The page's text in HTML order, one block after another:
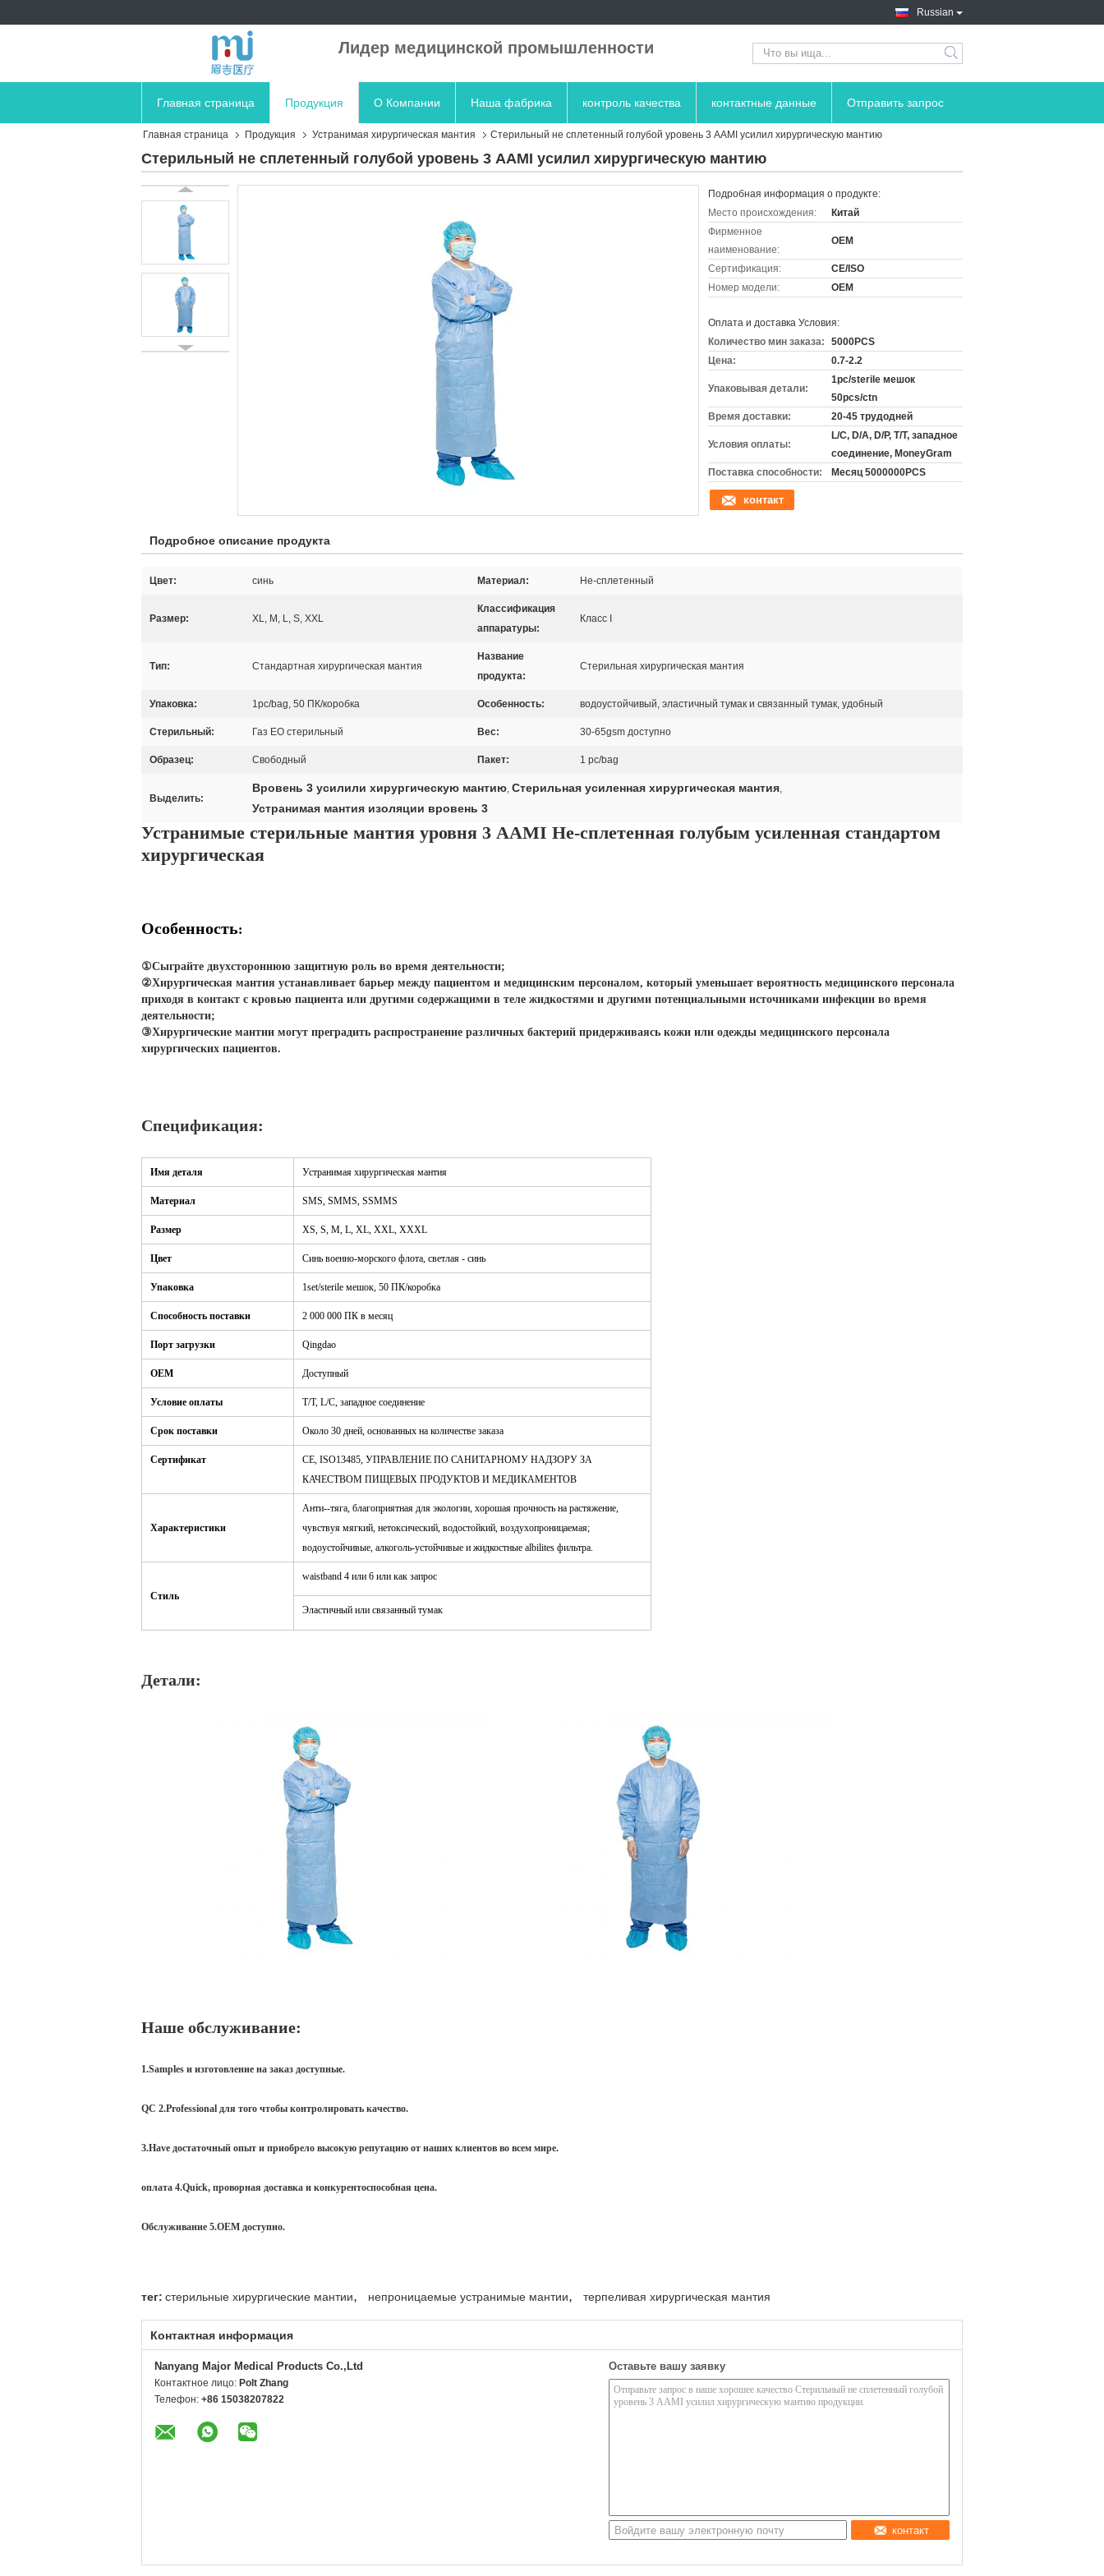
Russian
Лидер медицинской промышленности
Главная страница Продукция О Компании Наша фабрика контроль качества контактные данные Отправить запрос
Главная страница Продукция Устранимая хирургическая мантия Стерильный не сплетенный голубой уровень 3 AAMI усилил хирургическую мантию
Стерильный не сплетенный голубой уровень 3 AAMI усилил хирургическую мантию
Подробная информация о продукте:
Место происхождения:
Китай
Фирменное
наименование:
OEM
Сертификация:
CE/ISO
Номер модели:
OEM
Оплата и доставка Условия:
Количество мин заказа:
5000PCS
Цена:
0.7-2.2
Упаковывая детали:
1pc/sterile мешок
50pcs/ctn
Время доставки:
20-45 трудодней
Условия оплаты:
L/C, D/A, D/P, T/T, западное
соединение, MoneyGram
Поставка способности:
Месяц 5000000PCS
контакт
Подробное описание продукта
Цвет: синь Материал: Не-сплетенный
Размер: XL, M, L, S, XXL
Классификация
аппаратуры:
Класс I
Тип: Стандартная хирургическая мантия
Название
продукта:
Стерильная хирургическая мантия
Упаковка: 1pc/bag, 50 ПК/коробка Особенность: водоустойчивый, эластичный тумак и связанный тумак, удобный
Стерильный: Газ EO стерильный Вес: 30-65gsm доступно
Образец: Свободный Пакет: 1 pc/bag
Выделить:
Вровень 3 усилили хирургическую мантию, Стерильная усиленная хирургическая мантия,
Устранимая мантия изоляции вровень 3
Устранимые стерильные мантия уровня 3 AAMI Не-сплетенная голубым усиленная стандартом
хирургическая
Особенность:
①Сыграйте двухстороннюю защитную роль во время деятельности;
②Хирургическая мантия устанавливает барьер между пациентом и медицинским персоналом, который уменьшает вероятность медицинского персонала
приходя в контакт с кровью пациента или другими содержащими в теле жидкостями и другими потенциальными источниками инфекции во время
деятельности;
③Хирургические мантии могут преградить распространение различных бактерий придерживаясь кожи или одежды медицинского персонала
хирургических пациентов.
Спецификация:
Имя деталя Устранимая хирургическая мантия
Материал SMS, SMMS, SSMMS
Размер XS, S, M, L, XL, XXL, XXXL
Цвет Синь военно-морского флота, светлая - синь
Упаковка 1set/sterile мешок, 50 ПК/коробка
Способность поставки 2 000 000 ПК в месяц
Порт загрузки Qingdao
OEM Доступный
Условие оплаты T/T, L/C, западное соединение
Срок поставки Около 30 дней, основанных на количестве заказа
Сертификат
CE, ISO13485, УПРАВЛЕНИЕ ПО САНИТАРНОМУ НАДЗОРУ ЗА
КАЧЕСТВОМ ПИЩЕВЫХ ПРОДУКТОВ И МЕДИКАМЕНТОВ
Характеристики
Анти--тяга, благоприятная для экологии, хорошая прочность на растяжение,
чувствуя мягкий, нетоксический, водостойкий, воздухопроницаемая;
водоустойчивые, алкоголь-устойчивые и жидкостные albilites фильтра.
Стиль
waistband 4 или 6 или как запрос
Эластичный или связанный тумак
Детали:
Наше обслуживание:
1.Samples и изготовление на заказ доступные.
QC 2.Professional для того чтобы контролировать качество.
3.Have достаточный опыт и приобрело высокую репутацию от наших клиентов во всем мире.
оплата 4.Quick, проворная доставка и конкурентоспособная цена.
Обслуживание 5.OEM доступно.
тег: стерильные хирургические мантии, непроницаемые устранимые мантии, терпеливая хирургическая мантия
Контактная информация
Nanyang Major Medical Products Co.,Ltd
Контактное лицо: Polt Zhang
Телефон: +86 15038207822
Оставьте вашу заявку
контакт